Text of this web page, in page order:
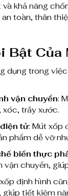
khả năng
toàn, thân
Bật
dụng trong
vận chuyển:
trầy xước.
tử: Mút xốp
phẩm dễ vỡ
biến thực
chuyển,
định hình
tiết kiệm